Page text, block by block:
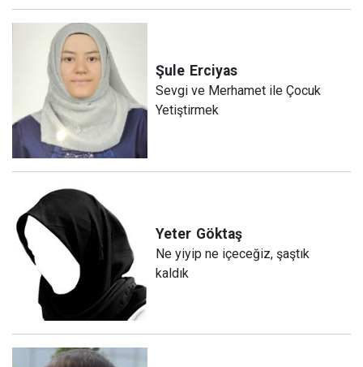
Şule Erciyas
Sevgi ve Merhamet ile Çocuk
Yetiştirmek
Yeter Göktaş
Ne yiyip ne içeceğiz, şaştık
kaldık